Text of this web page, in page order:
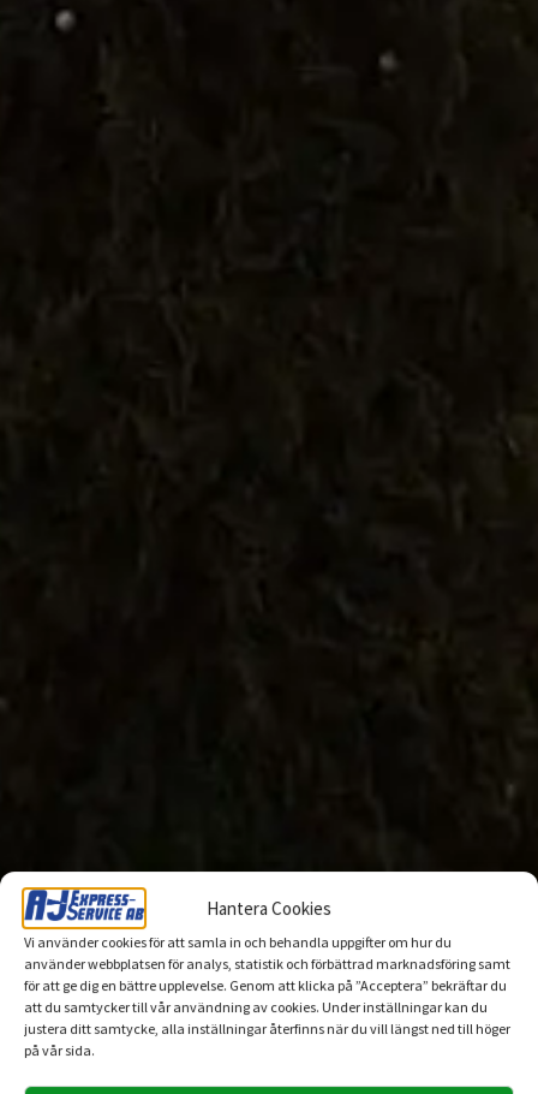
Hantera Cookies
Vi använder cookies för att samla in och behandla uppgifter om hur du
använder webbplatsen för analys, statistik och förbättrad marknadsföring samt
för att ge dig en bättre upplevelse. Genom att klicka på ”Acceptera” bekräftar du
att du samtycker till vår användning av cookies. Under inställningar kan du
justera ditt samtycke, alla inställningar återfinns när du vill längst ned till höger
på vår sida.